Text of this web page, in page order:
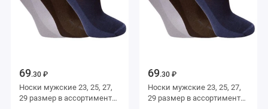
69.30 ₽
Носки мужские 23, 25, 27,
29 размер в ассортименте
69.30 ₽
Носки мужские 23, 25, 27,
29 размер в ассортименте